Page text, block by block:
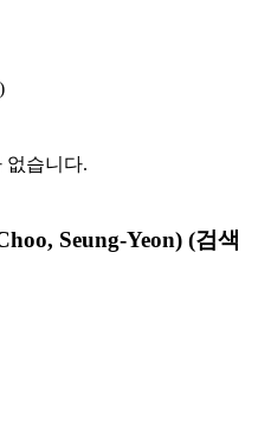
없습니다.
Seung-Yeon) (검색